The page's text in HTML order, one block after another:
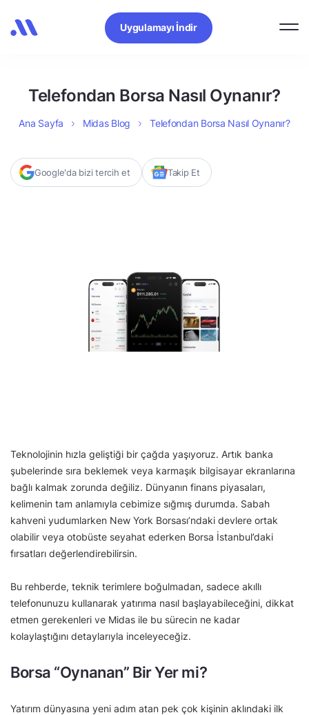
Uygulamayı İndir
Telefondan Borsa Nasıl Oynanır?
Ana Sayfa Midas Blog Telefondan Borsa Nasıl Oynanır?
Google'da bizi tercih et Takip Et
Teknolojinin hızla geliştiği bir çağda yaşıyoruz. Artık banka
şubelerinde sıra beklemek veya karmaşık bilgisayar ekranlarına
bağlı kalmak zorunda değiliz. Dünyanın finans piyasaları,
kelimenin tam anlamıyla cebimize sığmış durumda. Sabah
kahveni yudumlarken New York Borsası’ndaki devlere ortak
olabilir veya otobüste seyahat ederken Borsa İstanbul’daki
fırsatları değerlendirebilirsin.
Bu rehberde, teknik terimlere boğulmadan, sadece akıllı
telefonunuzu kullanarak yatırıma nasıl başlayabileceğini, dikkat
etmen gerekenleri ve Midas ile bu sürecin ne kadar
kolaylaştığını detaylarıyla inceleyeceğiz.
Borsa “Oynanan” Bir Yer mi?
Yatırım dünyasına yeni adım atan pek çok kişinin aklındaki ilk